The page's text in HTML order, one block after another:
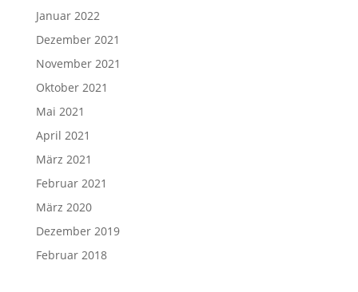
Januar 2022
Dezember 2021
November 2021
Oktober 2021
Mai 2021
April 2021
März 2021
Februar 2021
März 2020
Dezember 2019
Februar 2018